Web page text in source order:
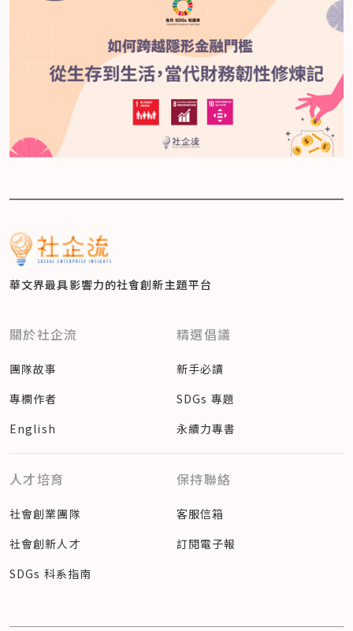
華文界最具影響力的社會創新主題平台
關於社企流
團隊故事
專欄作者
English
精選倡議
新手必讀
SDGs 專題
永續力專書
人才培育
社會創業團隊
社會創新人才
SDGs 科系指南
保持聯絡
客服信箱
訂閱電子報